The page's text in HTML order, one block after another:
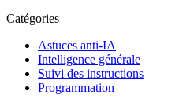
Catégories
Astuces anti-IA
Intelligence générale
Suivi des instructions
Programmation